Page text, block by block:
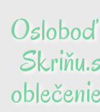
Osloboď